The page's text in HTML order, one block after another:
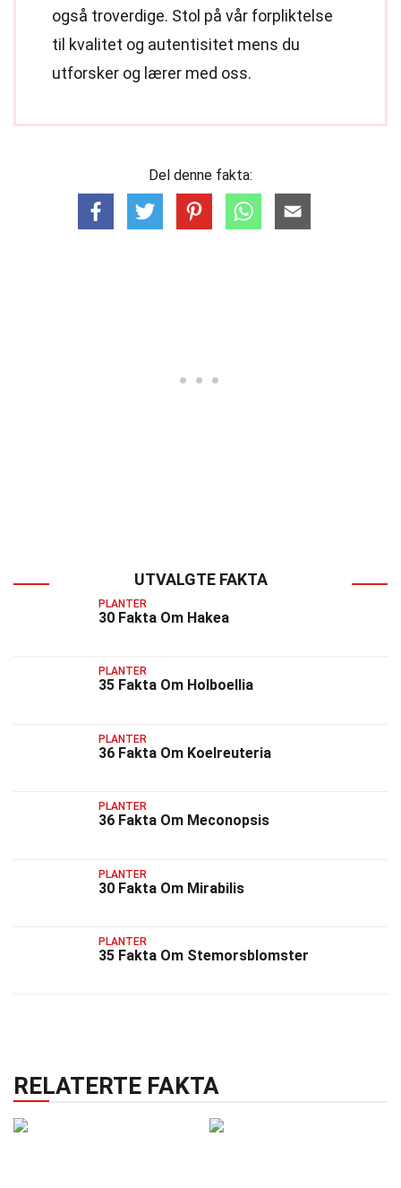
også troverdige. Stol på vår forpliktelse
til kvalitet og autentisitet mens du
utforsker og lærer med oss.
Del denne fakta:
UTVALGTE FAKTA
PLANTER
30 Fakta Om Hakea
PLANTER
35 Fakta Om Holboellia
PLANTER
36 Fakta Om Koelreuteria
PLANTER
36 Fakta Om Meconopsis
PLANTER
30 Fakta Om Mirabilis
PLANTER
35 Fakta Om Stemorsblomster
RELATERTE FAKTA